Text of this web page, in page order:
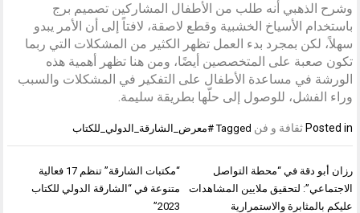
وشرح الذهبي أنه طلب من الأطفال المشاركين تصميم برج
باستخدام الأسياخ الخشبية وقطع لاصقة، لافتاً إلى أن الأمر يبدو
سهلاً، لكن بمجرد بدء العمل تظهر الكثير من المشكلات التي ربما
تكون صعبة على المتخصصين أيضًا، ومن هنا تظهر أهمية هذه
الورشة في مساعدة الأطفال على التفكير في المشكلات والسبب
وراء الفشل، للوصول إلى حلّها بطريقة سليمة.
Posted in ثقافة و فن Tagged #معرض_الشارقة_الدولي_للكتاب
تصفّح
المقالات
“مكتبات الشارقة” تنظم 17 فعالية
متنوعة في “الشارقة الدولي للكتاب
2023”
رزان أبو دقة في “محطة التواصل
الاجتماعي”: لتحقيق ملايين المشاهدات
عليكم بالمثابرة والاستمرارية